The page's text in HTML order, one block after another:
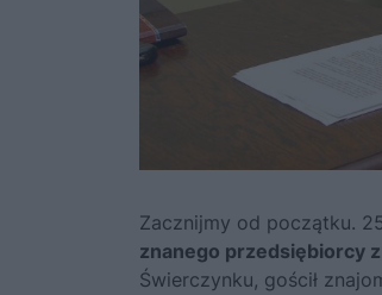
Zacznijmy od początku.
znanego przedsiębiorcy
Świerczynku, gościł